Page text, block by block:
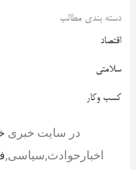
دسته بندی مطالب
اقتصاد
سلامتی
کسب وکار
در سایت خبری
اخبارحوادث,سیاسی,